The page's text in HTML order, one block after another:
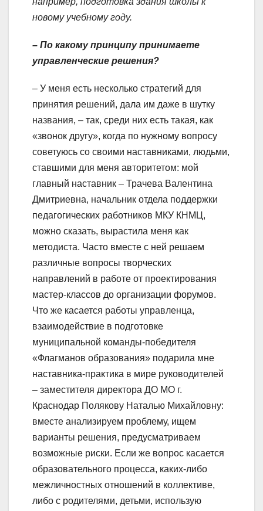
новому учебному году.
– По какому принципу принимаете
управленческие решения?
– У меня есть несколько стратегий для
принятия решений, дала им даже в шутку
названия, – так, среди них есть такая, как
«звонок другу», когда по нужному вопросу
советуюсь со своими наставниками, людьми,
ставшими для меня авторитетом: мой
главный наставник – Трачева Валентина
Дмитриевна, начальник отдела поддержки
педагогических работников МКУ КНМЦ,
можно сказать, вырастила меня как
методиста. Часто вместе с ней решаем
различные вопросы творческих
направлений в работе от проектирования
мастер-классов до организации форумов.
Что же касается работы управленца,
взаимодействие в подготовке
муниципальной команды-победителя
«Флагманов образования» подарила мне
наставника-практика в мире руководителей
– заместителя директора ДО МО г.
Краснодар Полякову Наталью Михайловну:
вместе анализируем проблему, ищем
варианты решения, предусматриваем
возможные риски. Если же вопрос касается
образовательного процесса, каких-либо
межличностных отношений в коллективе,
либо с родителями, детьми, использую